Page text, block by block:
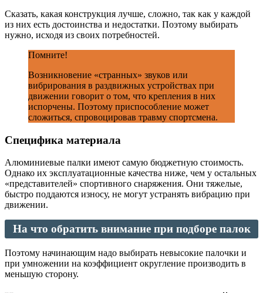
Сказать, какая конструкция лучше, сложно, так как у каждой
из них есть достоинства и недостатки. Поэтому выбирать
нужно, исходя из своих потребностей.
Помните!
Возникновение «странных» звуков или
вибрирования в раздвижных устройствах при
движении говорит о том, что крепления в них
испорчены. Поэтому приспособление может
сложиться, спровоцировав травму спортсмена.
Специфика материала
Алюминиевые палки имеют самую бюджетную стоимость.
Однако их эксплуатационные качества ниже, чем у остальных
«представителей» спортивного снаряжения. Они тяжелые,
быстро поддаются износу, не могут устранять вибрацию при
движении.
На что обратить внимание при подборе палок
Поэтому начинающим надо выбирать невысокие палочки и
при умножении на коэффициент округление производить в
меньшую сторону.